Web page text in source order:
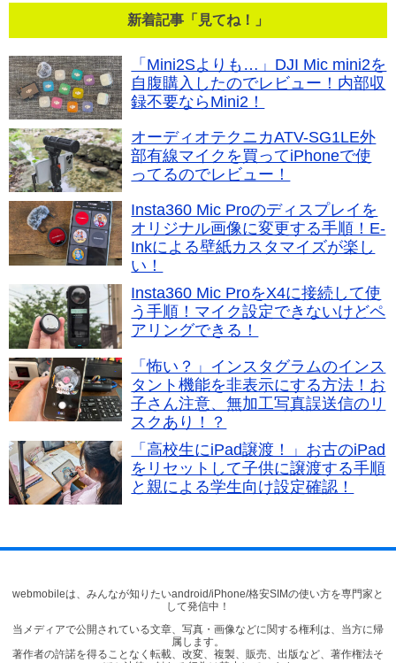
新着記事「見てね！」
「Mini2Sよりも…」DJI Mic mini2を
自腹購入したのでレビュー！内部収
録不要ならMini2！
オーディオテクニカATV-SG1LE外
部有線マイクを買ってiPhoneで使
ってるのでレビュー！
Insta360 Mic Proのディスプレイを
オリジナル画像に変更する手順！E-
Inkによる壁紙カスタマイズが楽し
い！
Insta360 Mic ProをX4に接続して使
う手順！マイク設定できないけどペ
アリングできる！
「怖い？」インスタグラムのインス
タント機能を非表示にする方法！お
子さん注意、無加工写真誤送信のリ
スクあり！？
「高校生にiPad譲渡！」お古のiPad
をリセットして子供に譲渡する手順
と親による学生向け設定確認！
webmobileは、みんなが知りたいandroid/iPhone/格安SIMの使い方を専門家と
して発信中！
当メディアで公開されている文章、写真・画像などに関する権利は、当方に帰
属します。
著作者の許諾を得ることなく転載、改変、複製、販売、出版など、著作権法そ